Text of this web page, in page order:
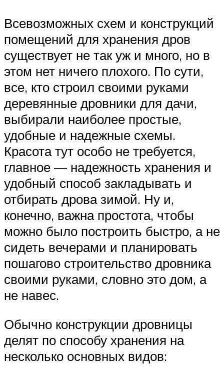
Всевозможных схем и конструкций
помещений для хранения дров
существует не так уж и много, но в
этом нет ничего плохого. По сути,
все, кто строил своими руками
деревянные дровники для дачи,
выбирали наиболее простые,
удобные и надежные схемы.
Красота тут особо не требуется,
главное — надежность хранения и
удобный способ закладывать и
отбирать дрова зимой. Ну и,
конечно, важна простота, чтобы
можно было построить быстро, а не
сидеть вечерами и планировать
пошагово строительство дровника
своими руками, словно это дом, а
не навес.
Обычно конструкции дровницы
делят по способу хранения на
несколько основных видов: